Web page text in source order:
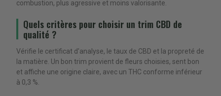
combustion, plus agressive et moins valorisante.
Quels critères pour choisir un trim CBD de
qualité ?
Vérifie le certificat d'analyse, le taux de CBD et la propreté de
la matière. Un bon trim provient de fleurs choisies, sent bon
et affiche une origine claire, avec un THC conforme inférieur
à 0,3 %.